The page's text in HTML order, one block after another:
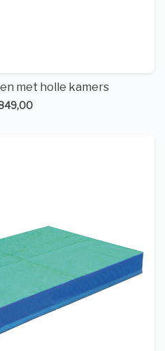
met holle kamers